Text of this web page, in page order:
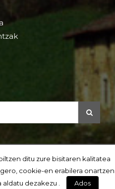
ditu zure bisitaren kalitatea
cookie-en erabilera onartzen
dezakezu .
Ados